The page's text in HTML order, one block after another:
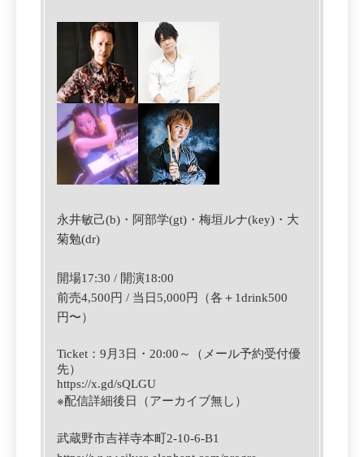
永井敏己(b)・阿部学(gt)・ 梅垣ルナ(key)・ 大
菊勉(dr)
開場17:30 / 開演18:00
前売4,500円 / 当日5,000円
（各＋1drink500
円〜）
Ticket ： 9 月3日 ・ ‪20:00‬ ～（メール予約受付優
先）
https://x.gd/sQLGU
※配信詳細後日（アーカイブ無し）
武蔵野市吉祥寺本町2-10-6-B1